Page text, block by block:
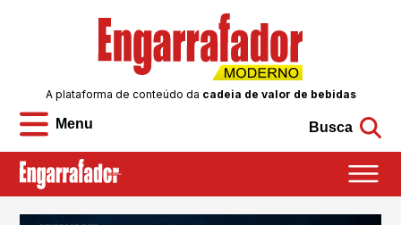
Menu
A plataforma de conteúdo da cadeia de valor de bebidas
Busca